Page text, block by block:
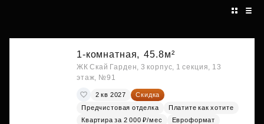
1-комнатная, 45.8м²
ЖК Скай Гарден, 3 корпус, 1 секция, 13
этаж, №91
2 кв 2027
Скидка
Предчистовая отделка
Платите как хотите
Квартира за 2 000 ₽/мес
Евроформат